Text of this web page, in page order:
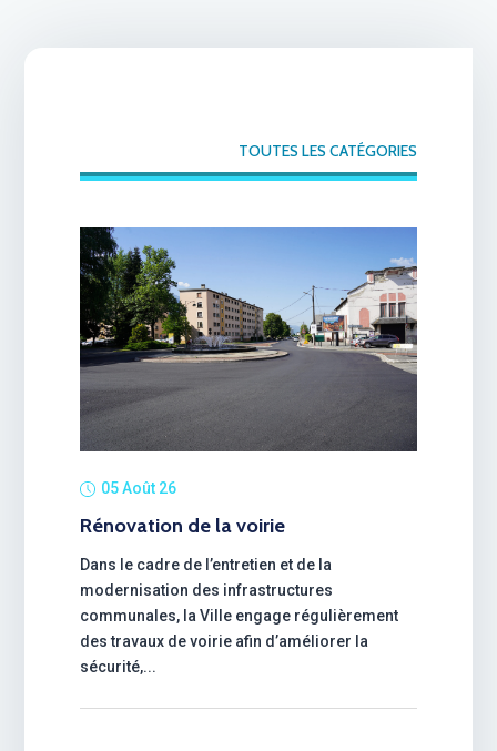
TOUTES LES CATÉGORIES
05 Août 26
Rénovation de la voirie
Dans le cadre de l’entretien et de la
modernisation des infrastructures
communales, la Ville engage régulièrement
des travaux de voirie afin d’améliorer la
sécurité,...